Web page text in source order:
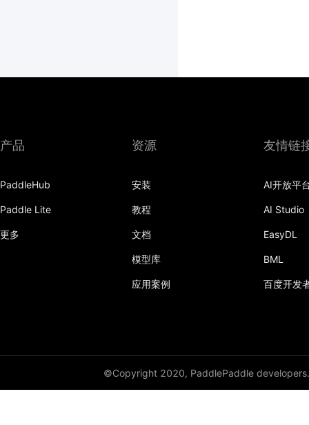
产品
PaddleHub
Paddle Lite
更多
资源
安装
教程
文档
模型库
应用案例
友情链
AI开放平
AI Studio
EasyDL
BML
百度开发
©Copyright 2020, PaddlePaddle developers.